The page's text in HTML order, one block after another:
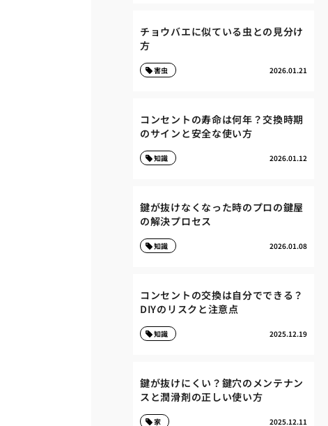
チョウバエに似ている虫との見分け
方
2026.01.21
害虫
コンセントの寿命は何年？交換時期
のサインと安全な使い方
2026.01.12
知識
鍵が抜けなくなった時のプロの鍵屋
の解決プロセス
2026.01.08
知識
コンセントの交換は自分でできる？
DIYのリスクと注意点
2025.12.19
知識
鍵が抜けにくい？鍵穴のメンテナン
スと潤滑剤の正しい使い方
2025.12.11
家